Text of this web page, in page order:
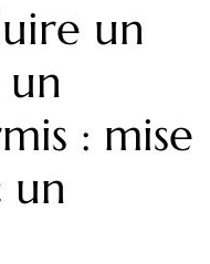
un
: mise
un